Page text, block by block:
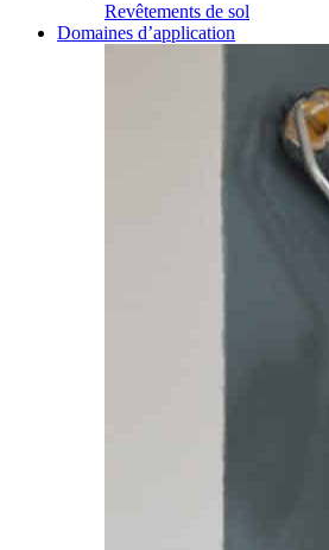
Revêtements de sol
Domaines d’application